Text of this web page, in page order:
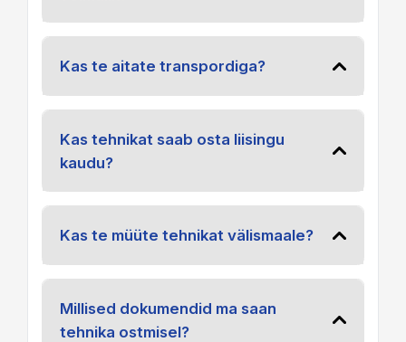
Kas te aitate transpordiga?
Kas tehnikat saab osta liisingu
kaudu?
Kas te müüte tehnikat välismaale?
Millised dokumendid ma saan
tehnika ostmisel?